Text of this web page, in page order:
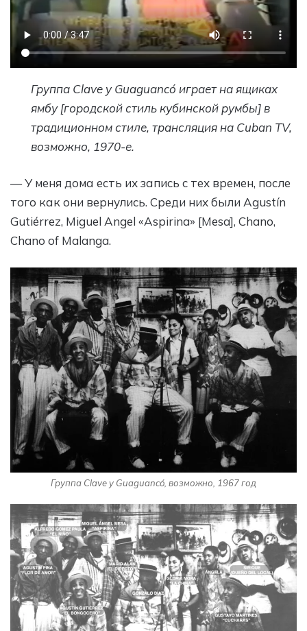
Группа Clave y Guaguancó играет на ящиках
ямбу [городской стиль кубинской румбы] в
традиционном стиле, трансляция на Cuban TV,
возможно, 1970-е.
— У меня дома есть их запись с тех времен, после
того как они вернулись. Среди них были Agustín
Gutiérrez, Miguel Angel «Aspirina» [Mesa], Chano,
Chano of Malanga.
Группа Clave y Guaguancó, возможно, 1967 год